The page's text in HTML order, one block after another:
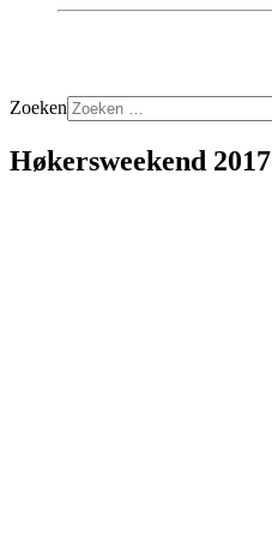
Zoeken
Høkersweekend 2017